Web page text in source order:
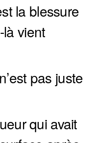
la blessure
là vient
pas juste
qui avait